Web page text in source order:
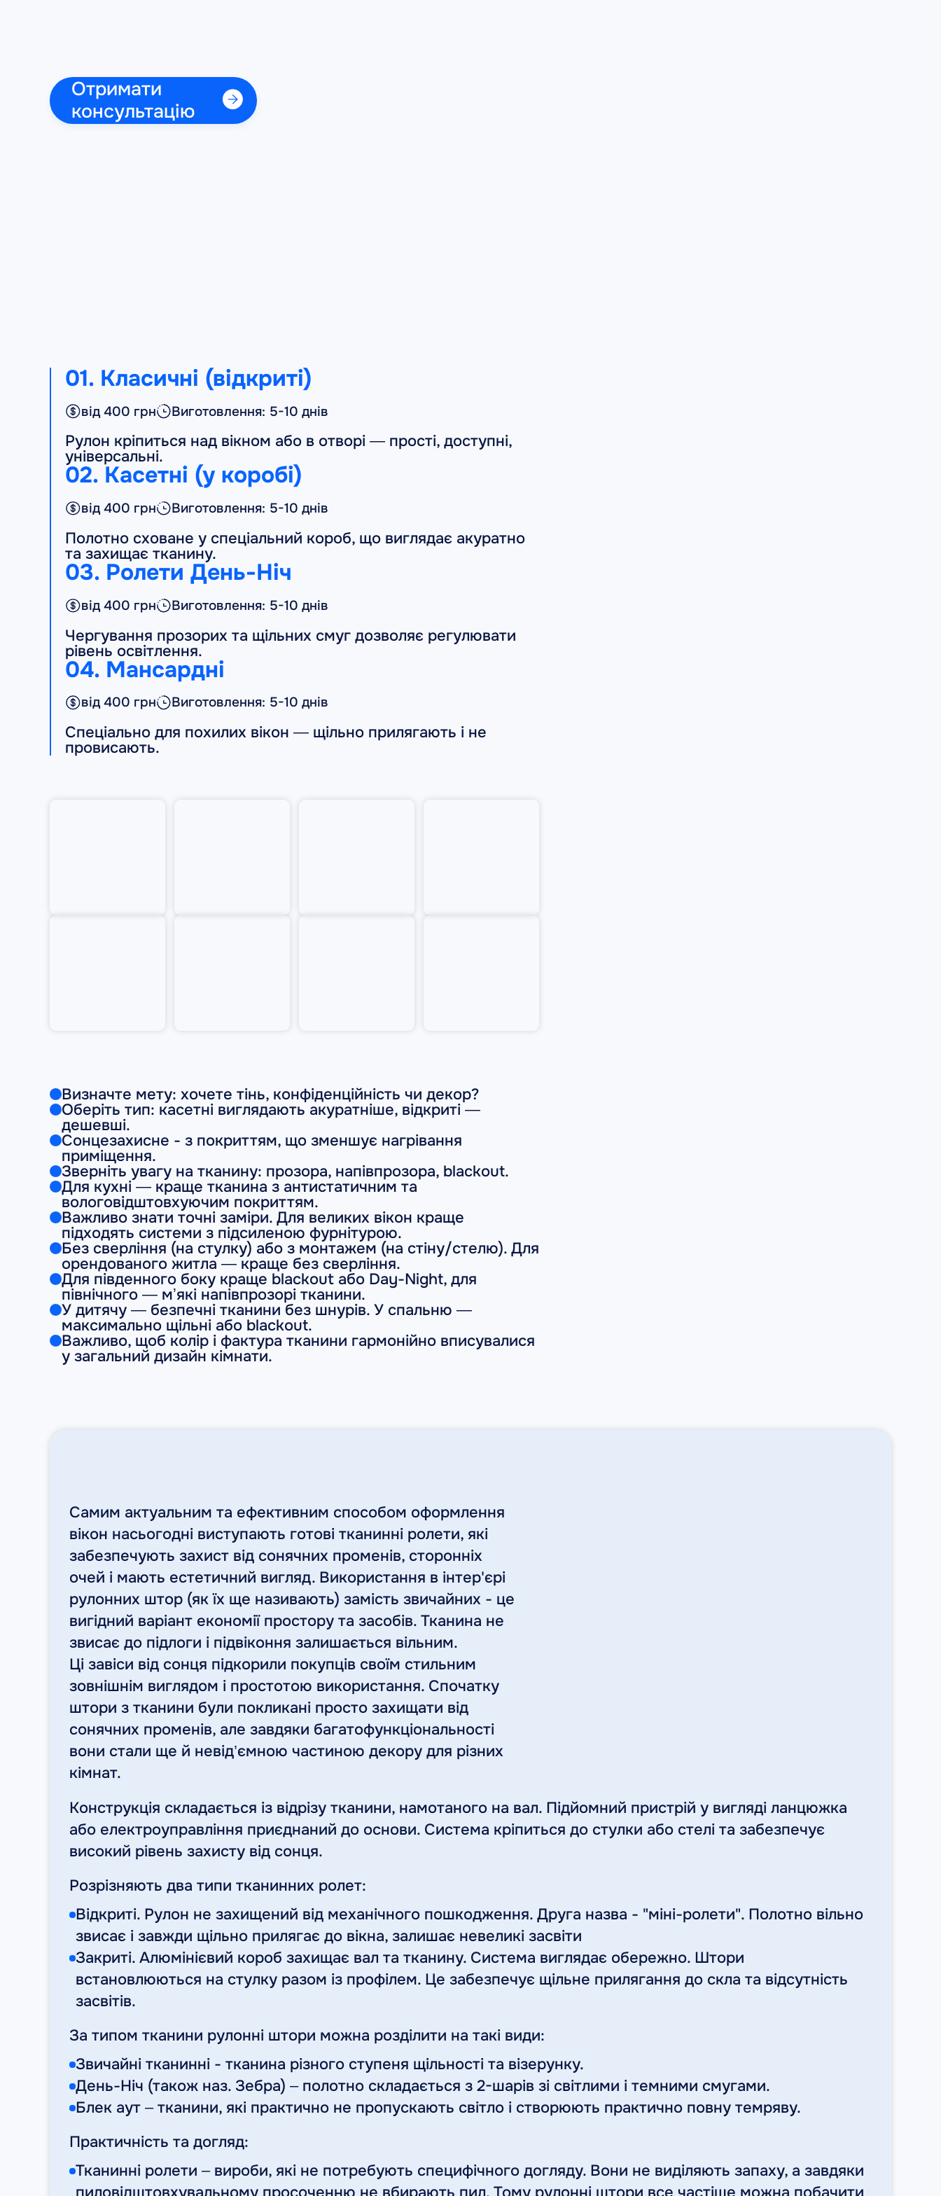
Отримати
консультацію
01. Класичні (відкриті)
від 400 грн Виготовлення: 5-10 днів
Рулон кріпиться над вікном або в отворі — прості, доступні,
універсальні.
02. Касетні (у коробі)
від 400 грн Виготовлення: 5-10 днів
Полотно сховане у спеціальний короб, що виглядає акуратно
та захищає тканину.
03. Ролети День-Ніч
від 400 грн Виготовлення: 5-10 днів
Чергування прозорих та щільних смуг дозволяє регулювати
рівень освітлення.
04. Мансардні
від 400 грн Виготовлення: 5-10 днів
Спеціально для похилих вікон — щільно прилягають і не
провисають.
Визначте мету: хочете тінь, конфіденційність чи декор?
Оберіть тип: касетні виглядають акуратніше, відкриті —
дешевші.
Сонцезахисне - з покриттям, що зменшує нагрівання
приміщення.
Зверніть увагу на тканину: прозора, напівпрозора, blackout.
Для кухні — краще тканина з антистатичним та
вологовідштовхуючим покриттям.
Важливо знати точні заміри. Для великих вікон краще
підходять системи з підсиленою фурнітурою.
Без сверління (на стулку) або з монтажем (на стіну/стелю). Для
орендованого житла — краще без сверління.
Для південного боку краще blackout або Day-Night, для
північного — мʼякі напівпрозорі тканини.
У дитячу — безпечні тканини без шнурів. У спальню —
максимально щільні або blackout.
Важливо, щоб колір і фактура тканини гармонійно вписувалися
у загальний дизайн кімнати.
Самим актуальним та ефективним способом оформлення
вікон насьогодні виступають готові тканинні ролети, які
забезпечують захист від сонячних променів, сторонніх
очей і мають естетичний вигляд. Використання в інтер'єрі
рулонних штор (як їх ще називають) замість звичайних - це
вигідний варіант економії простору та засобів. Тканина не
звисає до підлоги і підвіконня залишається вільним.
Ці завіси від сонця підкорили покупців своїм стильним
зовнішнім виглядом і простотою використання. Спочатку
штори з тканини були покликані просто захищати від
сонячних променів, але завдяки багатофункціональності
вони стали ще й невід’ємною частиною декору для різних
кімнат.
Конструкція складається із відрізу тканини, намотаного на вал. Підйомний пристрій у вигляді ланцюжка
або електроуправління приєднаний до основи. Система кріпиться до стулки або стелі та забезпечує
високий рівень захисту від сонця.
Розрізняють два типи тканинних ролет:
Відкриті. Рулон не захищений від механічного пошкодження. Друга назва - "міні-ролети". Полотно вільно
звисає і завжди щільно прилягає до вікна, залишає невеликі засвіти
Закриті. Алюмінієвий короб захищає вал та тканину. Система виглядає обережно. Штори
встановлюються на стулку разом із профілем. Це забезпечує щільне прилягання до скла та відсутність
засвітів.
За типом тканини рулонні штори можна розділити на такі види:
Звичайні тканинні - тканина різного ступеня щільності та візерунку.
День-Ніч (також наз. Зебра) – полотно складається з 2-шарів зі світлими і темними смугами.
Блек аут – тканини, які практично не пропускають світло і створюють практично повну темряву.
Практичність та догляд:
Тканинні ролети – вироби, які не потребують специфічного догляду. Вони не виділяють запаху, а завдяки
пиловідштовхувальному просоченню не вбирають пил. Тому рулонні штори все частіше можна побачити